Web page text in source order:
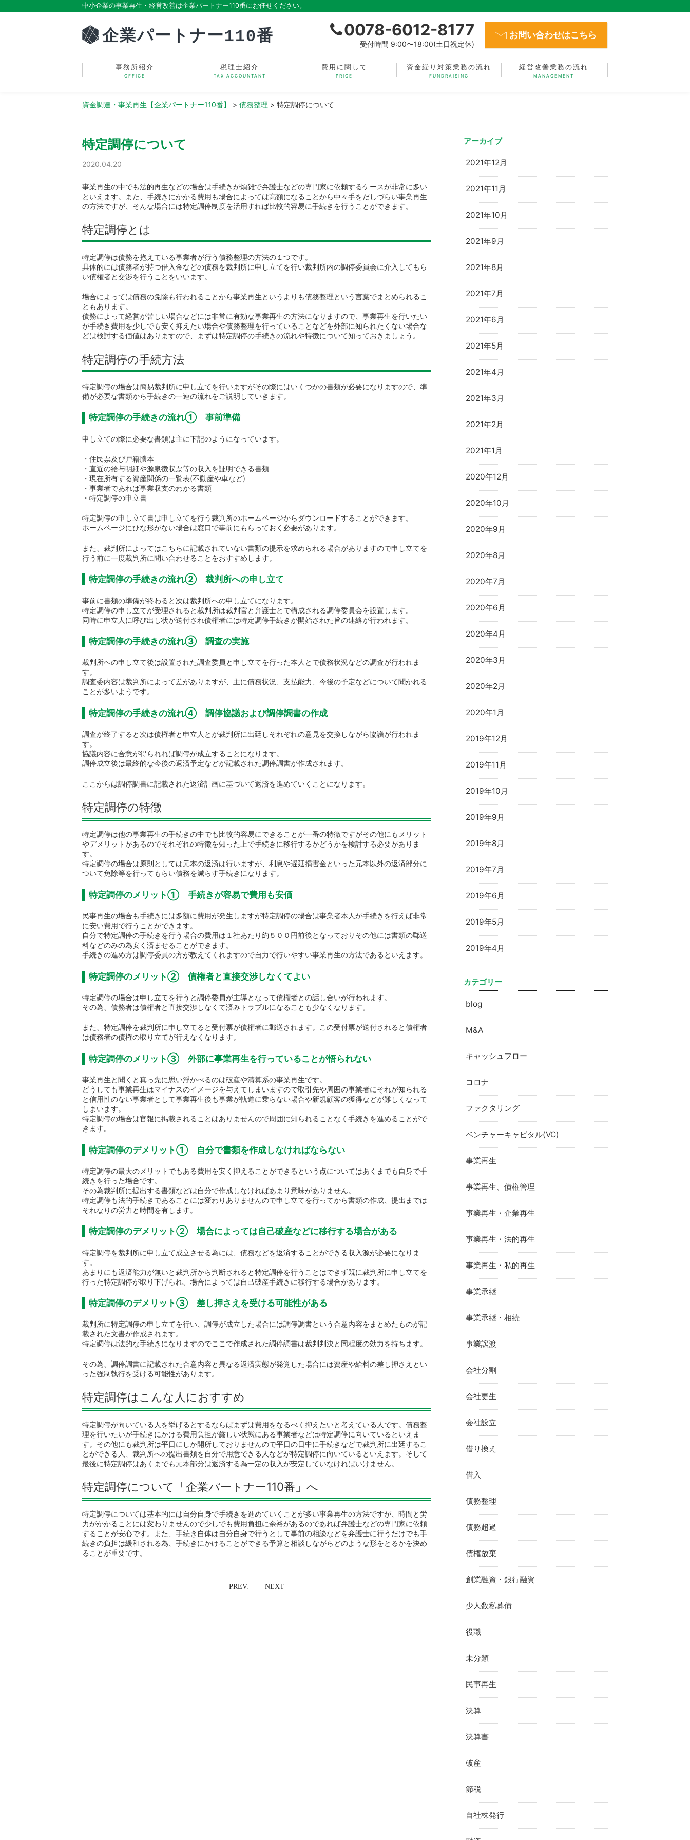
中小企業の事業再生・経営改善は企業パートナー110番にお任せください。
0078-6012-8177
受付時間 9:00〜18:00(土日祝定休)
お問い合わせはこちら
事務所紹介
OFFICE
税理士紹介
TAX ACCOUNTANT
費用に関して
PRICE
資金繰り対策業務の流れ
FUNDRAISING
経営改善業務の流れ
MANAGEMENT
資金調達・事業再生【企業パートナー110番】 > 債務整理 > 特定調停について
特定調停について
2020.04.20
事業再生の中でも法的再生などの場合は手続きが煩雑で弁護士などの専門家に依頼するケースが非常に多い
といえます。また、手続きにかかる費用も場合によっては高額になることから中々手をだしづらい事業再生
の方法ですが、そんな場合には特定調停制度を活用すれば比較的容易に手続きを行うことができます。
特定調停とは
特定調停は債務を抱えている事業者が行う債務整理の方法の１つです。
具体的には債務者が持つ借入金などの債務を裁判所に申し立てを行い裁判所内の調停委員会に介入してもら
い債権者と交渉を行うことをいいます。
場合によっては債務の免除も行われることから事業再生というよりも債務整理という言葉でまとめられるこ
ともあります。
債務によって経営が苦しい場合などには非常に有効な事業再生の方法になりますので、事業再生を行いたい
が手続き費用を少しでも安く抑えたい場合や債務整理を行っていることなどを外部に知られたくない場合な
どは検討する価値はありますので、まずは特定調停の手続きの流れや特徴について知っておきましょう。
特定調停の手続方法
特定調停の場合は簡易裁判所に申し立てを行いますがその際にはいくつかの書類が必要になりますので、準
備が必要な書類から手続きの一連の流れをご説明していきます。
特定調停の手続きの流れ① 事前準備
申し立ての際に必要な書類は主に下記のようになっています。
・住民票及び戸籍謄本
・直近の給与明細や源泉徴収票等の収入を証明できる書類
・現在所有する資産関係の一覧表(不動産や車など)
・事業者であれば事業収支のわかる書類
・特定調停の申立書
特定調停の申し立て書は申し立てを行う裁判所のホームページからダウンロードすることができます。
ホームページにひな形がない場合は窓口で事前にもらっておく必要があります。
また、裁判所によってはこちらに記載されていない書類の提示を求められる場合がありますので申し立てを
行う前に一度裁判所に問い合わせることをおすすめします。
特定調停の手続きの流れ② 裁判所への申し立て
事前に書類の準備が終わると次は裁判所への申し立てになります。
特定調停の申し立てが受理されると裁判所は裁判官と弁護士とで構成される調停委員会を設置します。
同時に申立人に呼び出し状が送付され債権者には特定調停手続きが開始された旨の連絡が行われます。
特定調停の手続きの流れ③ 調査の実施
裁判所への申し立て後は設置された調査委員と申し立てを行った本人とで債務状況などの調査が行われま
す。
調査委内容は裁判所によって差がありますが、主に債務状況、支払能力、今後の予定などについて聞かれる
ことが多いようです。
特定調停の手続きの流れ④ 調停協議および調停調書の作成
調査が終了すると次は債権者と申立人とが裁判所に出廷しそれぞれの意見を交換しながら協議が行われま
す。
協議内容に合意が得られれば調停が成立することになります。
調停成立後は最終的な今後の返済予定などが記載された調停調書が作成されます。
ここからは調停調書に記載された返済計画に基づいて返済を進めていくことになります。
特定調停の特徴
特定調停は他の事業再生の手続きの中でも比較的容易にできることが一番の特徴ですがその他にもメリット
やデメリットがあるのでそれぞれの特徴を知った上で手続きに移行するかどうかを検討する必要がありま
す。
特定調停の場合は原則としては元本の返済は行いますが、利息や遅延損害金といった元本以外の返済部分に
ついて免除等を行ってもらい債務を減らす手続きになります。
特定調停のメリット① 手続きが容易で費用も安価
民事再生の場合も手続きには多額に費用が発生しますが特定調停の場合は事業者本人が手続きを行えば非常
に安い費用で行うことができます。
自分で特定調停の手続きを行う場合の費用は１社あたり約５００円前後となっておりその他には書類の郵送
料などのみの為安く済ませることができます。
手続きの進め方は調停委員の方が教えてくれますので自力で行いやすい事業再生の方法であるといえます。
特定調停のメリット② 債権者と直接交渉しなくてよい
特定調停の場合は申し立てを行うと調停委員が主導となって債権者との話し合いが行われます。
その為、債務者は債権者と直接交渉しなくて済みトラブルになることも少なくなります。
また、特定調停を裁判所に申し立てると受付票が債権者に郵送されます。この受付票が送付されると債権者
は債務者の債権の取り立てが行えなくなります。
特定調停のメリット③ 外部に事業再生を行っていることが悟られない
事業再生と聞くと真っ先に思い浮かべるのは破産や清算系の事業再生です。
どうしても事業再生はマイナスのイメージを与えてしまいますので取引先や周囲の事業者にそれが知られる
と信用性のない事業者として事業再生後も事業が軌道に乗らない場合や新規顧客の獲得などが難しくなって
しまいます。
特定調停の場合は官報に掲載されることはありませんので周囲に知られることなく手続きを進めることがで
きます。
特定調停のデメリット① 自分で書類を作成しなければならない
特定調停の最大のメリットでもある費用を安く抑えることができるという点についてはあくまでも自身で手
続きを行った場合です。
その為裁判所に提出する書類などは自分で作成しなければあまり意味がありません。
特定調停も法的手続きであることには変わりありませんので申し立てを行ってから書類の作成、提出までは
それなりの労力と時間を有します。
特定調停のデメリット② 場合によっては自己破産などに移行する場合がある
特定調停を裁判所に申し立て成立させる為には、債務などを返済することができる収入源が必要になりま
す。
あまりにも返済能力が無いと裁判所から判断されると特定調停を行うことはできず既に裁判所に申し立てを
行った特定調停が取り下げられ、場合によっては自己破産手続きに移行する場合があります。
特定調停のデメリット③ 差し押さえを受ける可能性がある
裁判所に特定調停の申し立てを行い、調停が成立した場合には調停調書という合意内容をまとめたものが記
載された文書が作成されます。
特定調停は法的な手続きになりますのでここで作成された調停調書は裁判判決と同程度の効力を持ちます。
その為、調停調書に記載された合意内容と異なる返済実態が発覚した場合には資産や給料の差し押さえとい
った強制執行を受ける可能性があります。
特定調停はこんな人におすすめ
特定調停が向いている人を挙げるとするならばまずは費用をなるべく抑えたいと考えている人です。債務整
理を行いたいが手続きにかける費用負担が厳しい状態にある事業者などは特定調停に向いているといえま
す。その他にも裁判所は平日にしか開所しておりませんので平日の日中に手続きなどで裁判所に出廷するこ
とができる人、裁判所への提出書類を自分で用意できる人などが特定調停に向いているといえます。そして
最後に特定調停はあくまでも元本部分は返済する為一定の収入が安定していなければいけません。
特定調停について「企業パートナー110番」へ
特定調停については基本的には自分自身で手続きを進めていくことが多い事業再生の方法ですが、時間と労
力がかかることには変わりませんので少しでも費用負担に余裕があるのであれば弁護士などの専門家に依頼
することが安心です。また、手続き自体は自分自身で行うとして事前の相談などを弁護士に行うだけでも手
続きの負担は緩和される為、手続きにかけることができる予算と相談しながらどのような形をとるかを決め
ることが重要です。
PREV. NEXT
アーカイブ
2021年12月
2021年11月
2021年10月
2021年9月
2021年8月
2021年7月
2021年6月
2021年5月
2021年4月
2021年3月
2021年2月
2021年1月
2020年12月
2020年10月
2020年9月
2020年8月
2020年7月
2020年6月
2020年4月
2020年3月
2020年2月
2020年1月
2019年12月
2019年11月
2019年10月
2019年9月
2019年8月
2019年7月
2019年6月
2019年5月
2019年4月
カテゴリー
blog
M&A
キャッシュフロー
コロナ
ファクタリング
ベンチャーキャピタル(VC)
事業再生
事業再生、債権管理
事業再生・企業再生
事業再生・法的再生
事業再生・私的再生
事業承継
事業承継・相続
事業譲渡
会社分割
会社更生
会社設立
借り換え
借入
債務整理
債務超過
債権放棄
創業融資・銀行融資
少人数私募債
役職
未分類
民事再生
決算
決算書
破産
節税
自社株発行